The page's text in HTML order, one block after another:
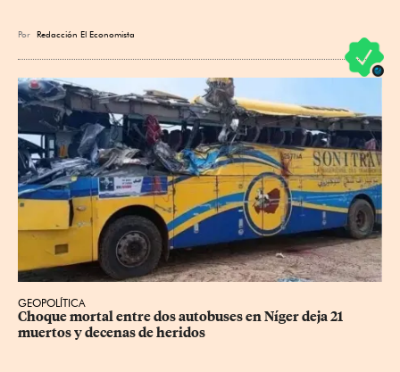
Por Redacción El Economista
GEOPOLÍTICA
Choque mortal entre dos autobuses en Níger deja 21
muertos y decenas de heridos